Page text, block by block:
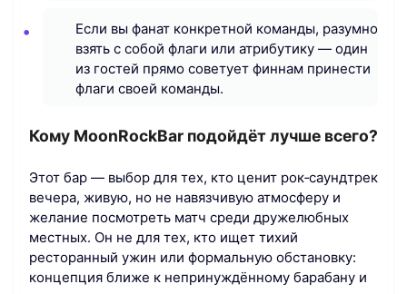
Если вы фанат конкретной команды, разумно
взять с собой флаги или атрибутику — один
из гостей прямо советует финнам принести
флаги своей команды.
Кому MoonRockBar подойдёт лучше всего?
Этот бар — выбор для тех, кто ценит рок‑саундтрек
вечера, живую, но не навязчивую атмосферу и
желание посмотреть матч среди дружелюбных
местных. Он не для тех, кто ищет тихий
ресторанный ужин или формальную обстановку:
концепция ближе к непринуждённому барабану и